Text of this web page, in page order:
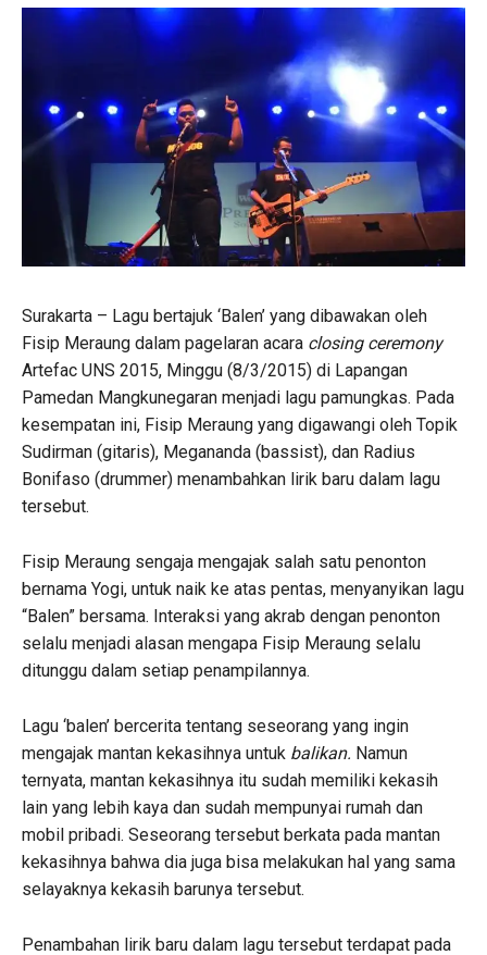
Surakarta – Lagu bertajuk ‘Balen’ yang dibawakan oleh
Fisip Meraung dalam pagelaran acara closing ceremony
Artefac UNS 2015, Minggu (8/3/2015) di Lapangan
Pamedan Mangkunegaran menjadi lagu pamungkas. Pada
kesempatan ini, Fisip Meraung yang digawangi oleh Topik
Sudirman (gitaris), Megananda (bassist), dan Radius
Bonifaso (drummer) menambahkan lirik baru dalam lagu
tersebut.
Fisip Meraung sengaja mengajak salah satu penonton
bernama Yogi, untuk naik ke atas pentas, menyanyikan lagu
“Balen” bersama. Interaksi yang akrab dengan penonton
selalu menjadi alasan mengapa Fisip Meraung selalu
ditunggu dalam setiap penampilannya.
Lagu ‘balen’ bercerita tentang seseorang yang ingin
mengajak mantan kekasihnya untuk balikan. Namun
ternyata, mantan kekasihnya itu sudah memiliki kekasih
lain yang lebih kaya dan sudah mempunyai rumah dan
mobil pribadi. Seseorang tersebut berkata pada mantan
kekasihnya bahwa dia juga bisa melakukan hal yang sama
selayaknya kekasih barunya tersebut.
Penambahan lirik baru dalam lagu tersebut terdapat pada